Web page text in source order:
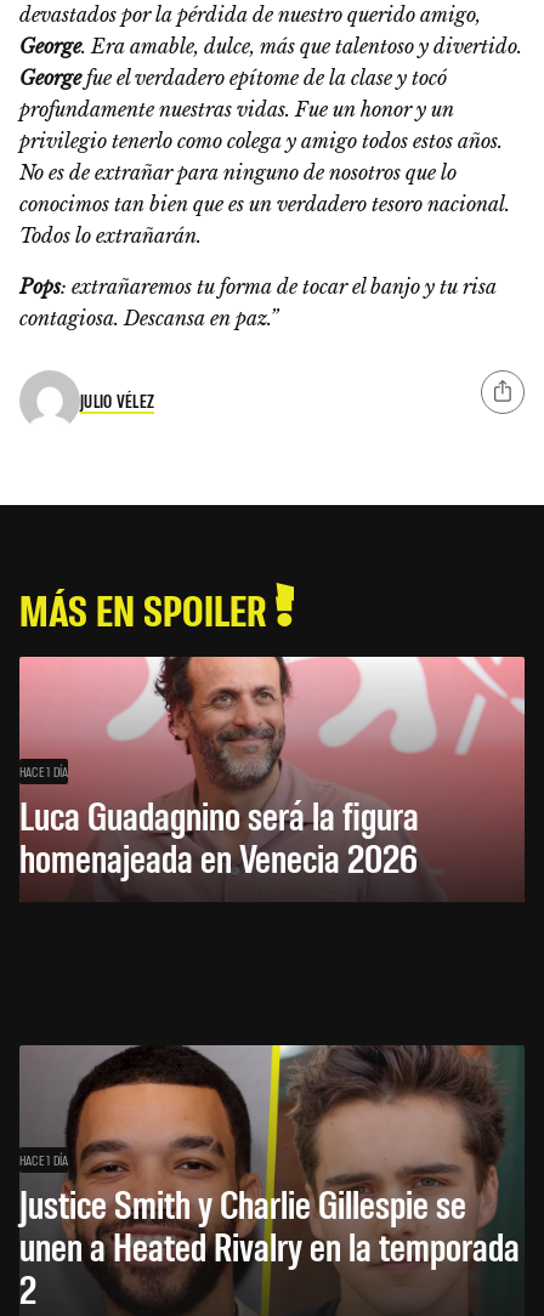
devastados por la pérdida de nuestro querido amigo,
George. Era amable, dulce, más que talentoso y divertido.
Georgefue el verdadero epítome de la clase y tocó
profundamente nuestras vidas. Fue un honor y un
privilegio tenerlo como colega y amigo todos estos años.
No es de extrañar para ninguno de nosotros que lo
conocimos tan bien que es un verdadero tesoro nacional.
Todos lo extrañarán.
Pops: extrañaremos tu forma de tocar el banjo y tu risa
contagiosa. Descansa en paz.”
JULIO VÉLEZ
MÁS EN SPOILER
HACE 1 DÍA
Luca Guadagnino será la figura
homenajeada en Venecia 2026
HACE 1 DÍA
Justice Smith y Charlie Gillespie se
unen a Heated Rivalry en la temporada
2